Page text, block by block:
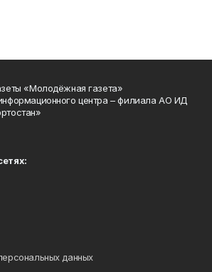
«Молодёжная газета»
центра – филиала АО ИД
данных